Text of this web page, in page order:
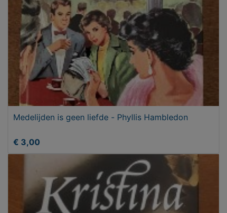
Medelijden is geen liefde - Phyllis Hambledon
€ 3,00